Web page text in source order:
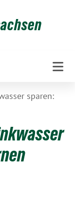
sparen: